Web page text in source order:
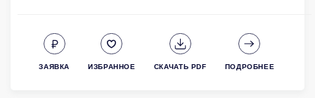
ЗАЯВКА ИЗБРАННОЕ СКАЧАТЬ PDF ПОДРОБНЕЕ